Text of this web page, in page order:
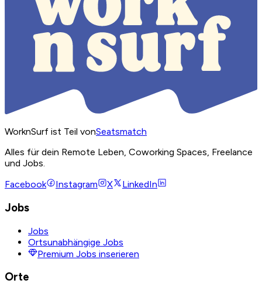
WorknSurf ist Teil vonSeatsmatch
Alles für dein Remote Leben, Coworking Spaces, Freelance
und Jobs.
Facebook
Instagram X LinkedIn
Jobs
Jobs
Ortsunabhängige Jobs
Premium Jobs inserieren
Orte